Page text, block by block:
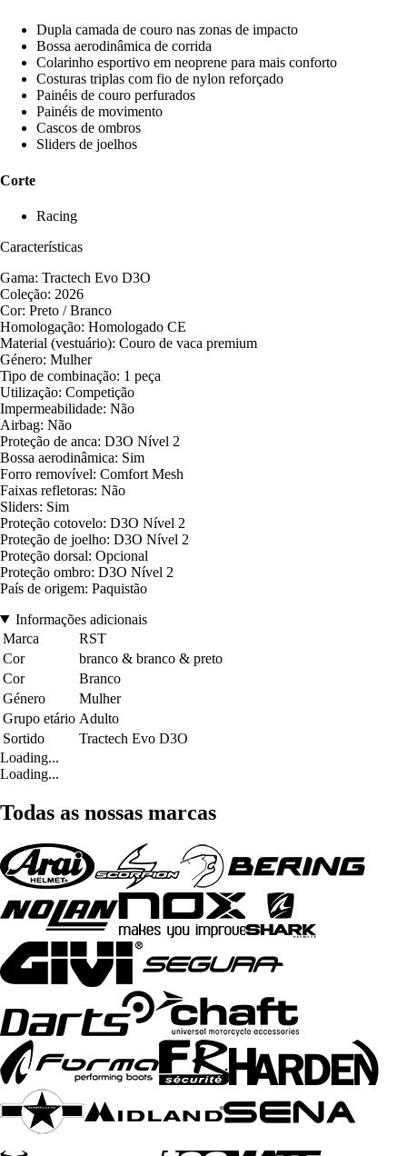
Dupla camada de couro nas zonas de impacto
Bossa aerodinâmica de corrida
Colarinho esportivo em neoprene para mais conforto
Costuras triplas com fio de nylon reforçado
Painéis de couro perfurados
Painéis de movimento
Cascos de ombros
Sliders de joelhos
Corte
Racing
Características
Gama: Tractech Evo D3O
Coleção: 2026
Cor: Preto / Branco
Homologação: Homologado CE
Material (vestuário): Couro de vaca premium
Género: Mulher
Tipo de combinação: 1 peça
Utilização: Competição
Impermeabilidade: Não
Airbag: Não
Proteção de anca: D3O Nível 2
Bossa aerodinâmica: Sim
Forro removível: Comfort Mesh
Faixas refletoras: Não
Sliders: Sim
Proteção cotovelo: D3O Nível 2
Proteção de joelho: D3O Nível 2
Proteção dorsal: Opcional
Proteção ombro: D3O Nível 2
País de origem: Paquistão
Informações adicionais
Marca
RST
Cor
branco & branco & preto
Cor
Branco
Género
Mulher
Grupo etário Adulto
Sortido
Tractech Evo D3O
Loading...
Loading...
Todas as nossas marcas